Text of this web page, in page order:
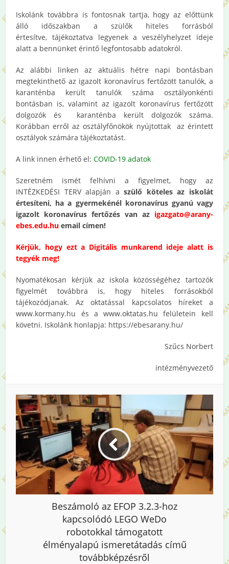
Iskolánk továbbra is fontosnak tartja, hogy az előttünk
álló időszakban a szülők hiteles forrásból
értesítve, tájékoztatva legyenek a veszélyhelyzet ideje
alatt a bennünket érintő legfontosabb adatokról.
Az alábbi linken az aktuális hétre napi bontásban
megtekinthető az igazolt koronavírus fertőzött tanulók, a
karanténba került tanulók száma osztályonkénti
bontásban is, valamint az igazolt koronavírus fertőzött
dolgozók és karanténba került dolgozók száma.
Korábban erről az osztályfőnökök nyújtottak az érintett
osztályok számára tájékoztatást.
A link innen érhető el:COVID-19 adatok
Szeretném ismét felhívni a figyelmet, hogy az
INTÉZKEDÉSI TERV alapján aszülő köteles az iskolát
értesíteni, ha a gyermekénél koronavírus gyanú vagy
igazolt koronavírus fertőzés van az igazgato@arany-
ebes.edu.hu email címen!
Kérjük, hogy ezt a Digitális munkarend ideje alatt is
tegyék meg!
Nyomatékosan kérjük az iskola közösségéhez tartozók
figyelmét továbbra is, hogy hiteles forrásokból
tájékozódjanak. Az oktatással kapcsolatos híreket a
www.kormany.hu és a www.oktatas.hu felületein kell
követni. Iskolánk honlapja: https://ebesarany.hu/
Szűcs Norbert
intézményvezető
Beszámoló az EFOP 3.2.3-hoz
kapcsolódó LEGO WeDo
robotokkal támogatott
élményalapú ismeretátadás című
továbbképzésről